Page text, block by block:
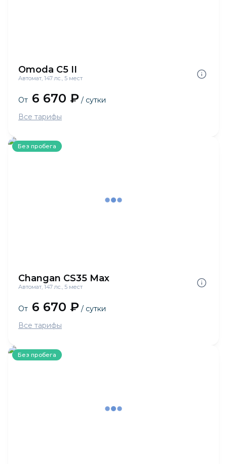
Omoda C5 II
Автомат, 147 лс., 5 мест
От 6 670 ₽ / сутки
Все тарифы
Без пробега
Changan CS35 Max
Автомат, 147 лс., 5 мест
От 6 670 ₽ / сутки
Все тарифы
Без пробега